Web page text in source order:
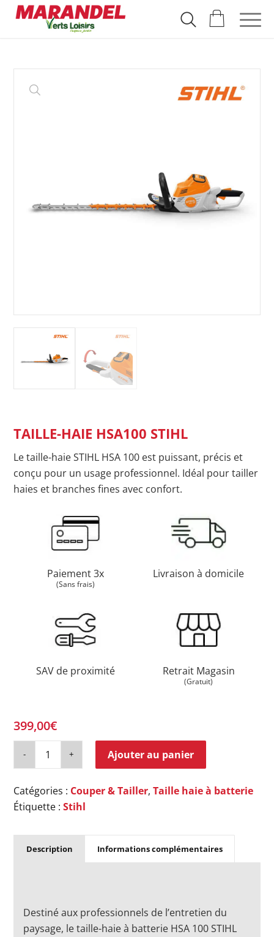
TAILLE-HAIE HSA100 STIHL
Le taille-haie STIHL HSA 100 est puissant, précis et
conçu pour un usage professionnel. Idéal pour tailler
haies et branches fines avec confort.
Paiement 3x
(Sans frais)
Livraison à domicile
SAV de proximité Retrait Magasin
(Gratuit)
399,00€
Ajouter au panier
Catégories : Couper & Tailler,Taille haie à batterie
Étiquette :Stihl
Description Informations complémentaires
Destiné aux professionnels de l’entretien du
paysage, le taille-haie à batterie HSA 100 STIHL